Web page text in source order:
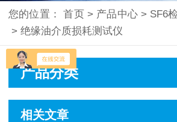
您的位置：首页 > 产品中心 > SF6
> 绝缘油介质损耗测试仪
产品分类
相关文章